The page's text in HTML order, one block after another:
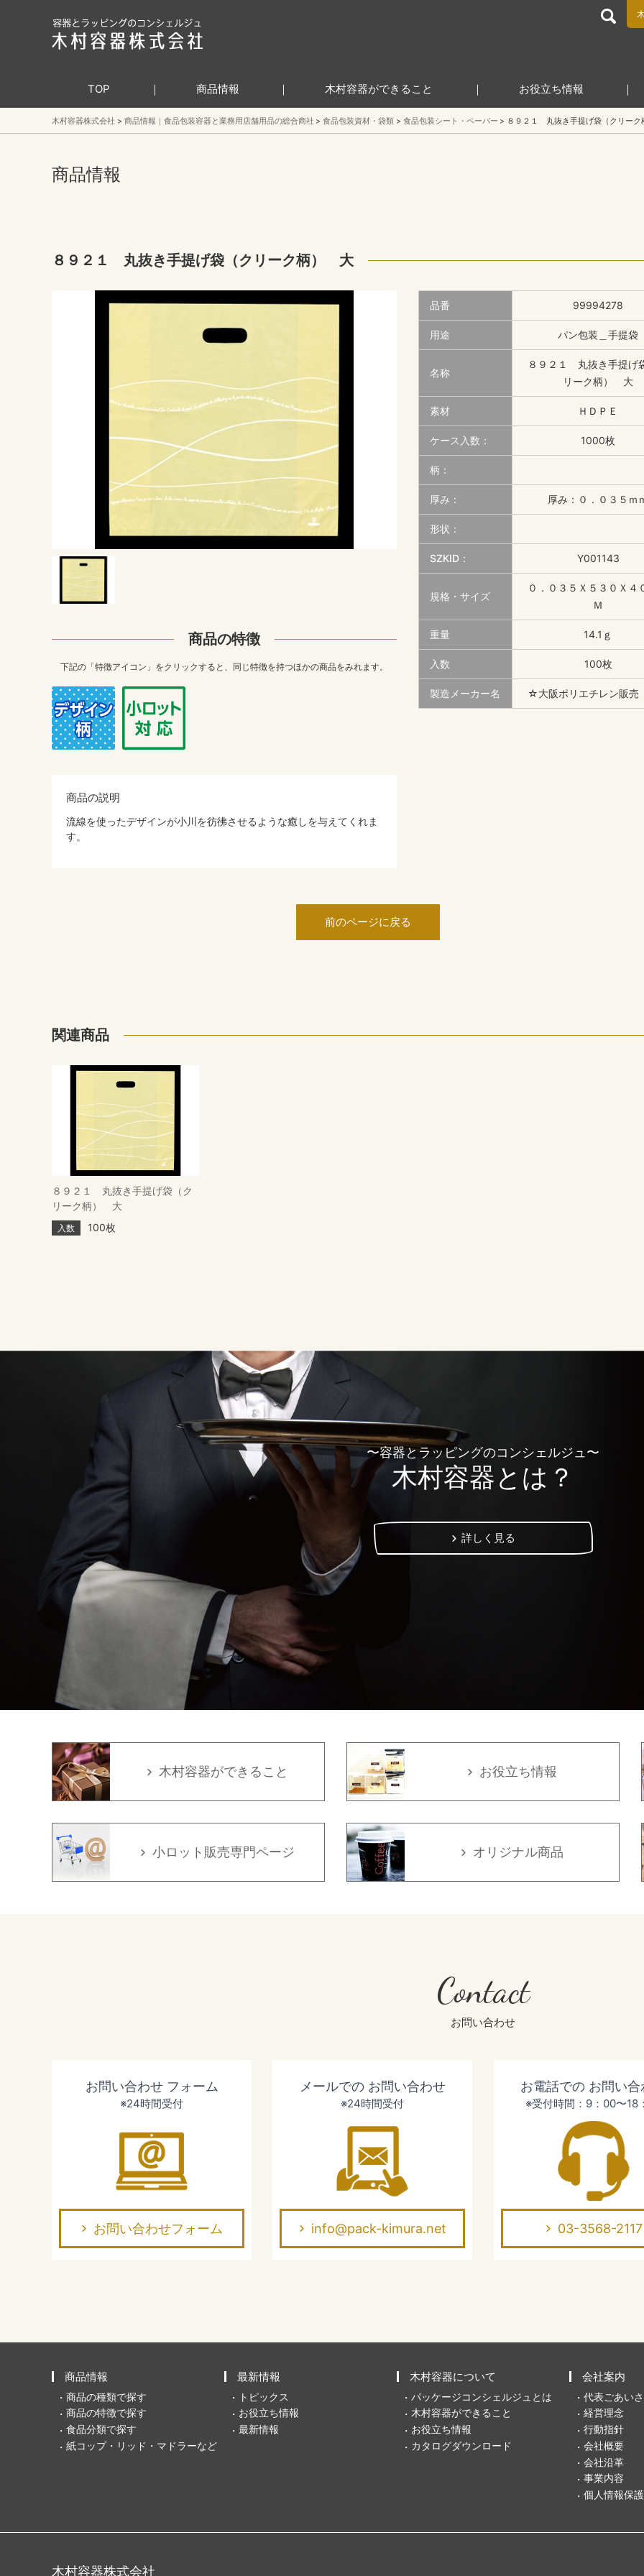
食品包装容器と業務用店舗用品の総合商社 木村容器株式会
TOP 商品情報 木村容器ができること お役立ち情報
木村容器株式会社 商品情報｜食品包装容器と業務用店舗用品の総合商社 食品包装資材・袋類 食品包装シート・ペーパー ８９２１ 丸抜き手提げ袋（クリー
商品情報
８９２１ 丸抜き手提げ袋（クリーク柄） 大
商品の特徴
下記の「特徴アイコン」をクリックすると、同じ特徴を持つほかの商品をみれます。
商品の説明
流線を使ったデザインが小川を彷彿させるような癒しを与えてくれま
す。
品番 99994278
用途 パン包装＿手提袋
名称
８９２１ 丸抜き手提げ
リーク柄） 大
素材 ＨＤＰＥ
ケース入数： 1000枚
柄：
厚み： 厚み：０．０３５ｍ
形状：
SZKID： Y001143
規格・サイズ
０．０３５Ｘ５３０Ｘ４
Ｍ
重量 14.1ｇ
入数 100枚
製造メーカー名 ☆大阪ポリエチレン販売
前のページに戻る
関連商品
８９２１ 丸抜き手提げ袋（ク
リーク柄） 大
入数 100枚
〜容器とラッピングのコンシェルジュ〜
木村容器とは？
詳しく見る
木村容器ができること お役立ち情報
小ロット販売専門ページ オリジナル商品
Contact
お問い合わせ
お問い合わせ フォーム
※24時間受付
お問い合わせフォーム
メールでの お問い合わせ
※24時間受付
info@pack-kimura.net
お電話での お問い合
※受付時間：9：00〜18
03-3568-2117
商品情報
商品の種類で探す
商品の特徴で探す
食品分類で探す
紙コップ・リッド・マドラーなど
最新情報
トピックス
お役立ち情報
最新情報
木村容器について
パッケージコンシェルジュとは
木村容器ができること
お役立ち情報
カタログダウンロード
会社案内
代表ごあい
経営理念
行動指針
会社概要
会社沿革
事業内容
個人情報保
木村容器株式会社